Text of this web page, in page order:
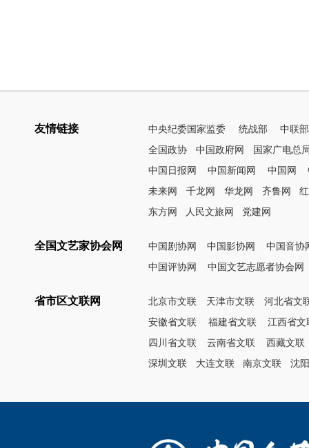
友情链接 中央纪委国家监委 统战部
中联部
全国政协
中国政府网
国家广电总
中国日报网
中国新闻网 中国网
未来网
千龙网 华龙网 齐鲁网
东方网
人民文旅网 党建网
全国文艺家协会网 中国剧协网 中国影协网
中国音协
中国评协网
中国文艺志愿者协会网
省市区文联网 北京市文联 天津市文联
河北省文
安徽省文联
福建省文联
江西省文
四川省文联
云南省文联
西藏文联
深圳文联
大连文联 南京文联 沈